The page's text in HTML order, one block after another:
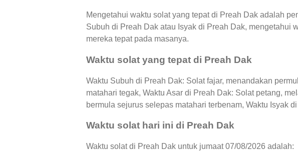
Mengetahui waktu solat yang tepat di Preah Dak adalah
Subuh di Preah Dak atau Isyak di Preah Dak, mengetahui
mereka tepat pada masanya.
Waktu solat yang tepat di Preah Dak
Waktu Subuh di Preah Dak: Solat fajar, menandakan
matahari tegak, Waktu Asar di Preah Dak: Solat petang,
bermula sejurus selepas matahari terbenam, Waktu Isyak
Waktu solat hari ini di Preah Dak
Waktu solat di Preah Dak untuk jumaat 07/08/2026 adalah: